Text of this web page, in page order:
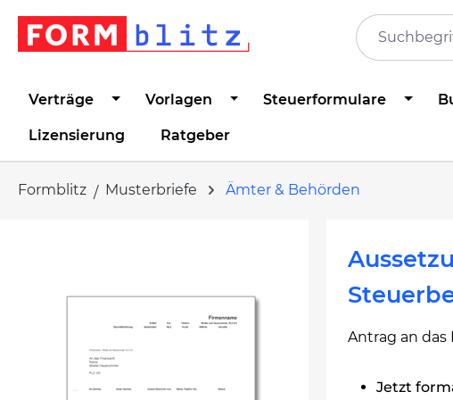
Zur Hauptnavigation springen
Verträge Vorlagen Steuerformulare
Lizensierung Ratgeber
Formblitz Musterbriefe Ämter & Behörden
Antrag an das
Jetzt